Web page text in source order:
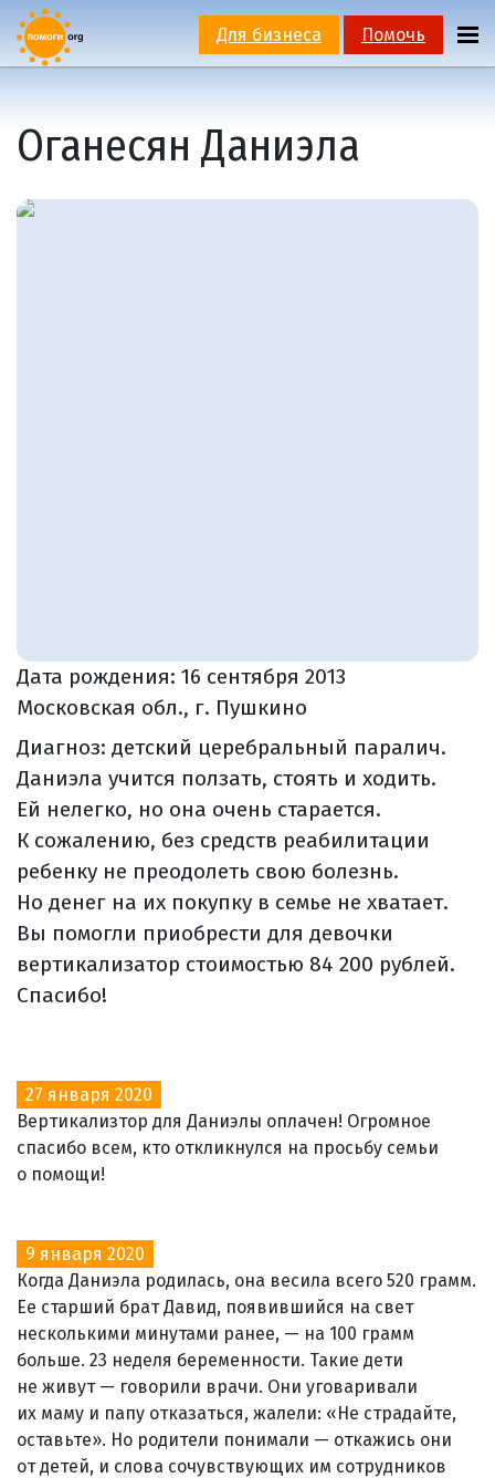
Для бизнеса Помочь
Оганесян Даниэла
Дата рождения: 16 сентября 2013
Московская обл., г. Пушкино
Диагноз: детский церебральный паралич.
Даниэла учится ползать, стоять и ходить.
Ей нелегко, но она очень старается.
К сожалению, без средств реабилитации
ребенку не преодолеть свою болезнь.
Но денег на их покупку в семье не хватает.
Вы помогли приобрести для девочки
вертикализатор стоимостью 84 200 рублей.
Спасибо!
27 января 2020
Вертикализтор для Даниэлы оплачен! Огромное
спасибо всем, кто откликнулся на просьбу семьи
о помощи!
9 января 2020
Когда Даниэла родилась, она весила всего 520 грамм.
Ее старший брат Давид, появившийся на свет
несколькими минутами ранее, — на 100 грамм
больше. 23 неделя беременности. Такие дети
не живут — говорили врачи. Они уговаривали
их маму и папу отказаться, жалели: «Не страдайте,
оставьте». Но родители понимали — откажись они
от детей, и слова сочувствующих им сотрудников